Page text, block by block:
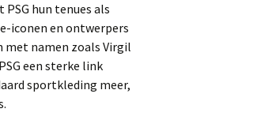
hun tenues als
iconen en ontwerpers
met namen zoals Virgil
een sterke link
sportkleding meer,